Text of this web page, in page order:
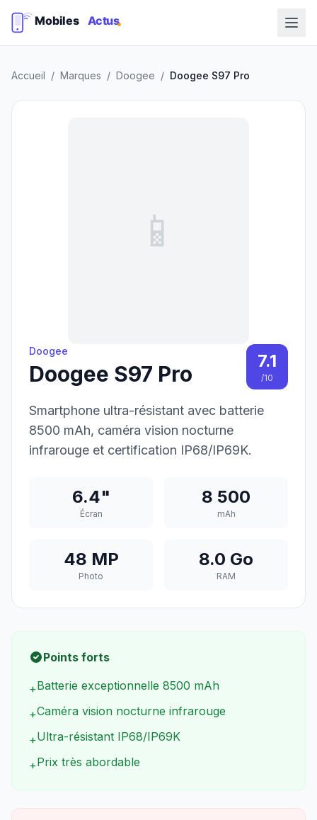
Accueil / Marques / Doogee / Doogee S97 Pro
📱
Doogee
Doogee S97 Pro
7.1
/10
Smartphone ultra-résistant avec batterie
8500 mAh, caméra vision nocturne
infrarouge et certification IP68/IP69K.
6.4"
Écran
8 500
mAh
48 MP
Photo
8.0 Go
RAM
Points forts
+Batterie exceptionnelle 8500 mAh
+Caméra vision nocturne infrarouge
+Ultra-résistant IP68/IP69K
+Prix très abordable